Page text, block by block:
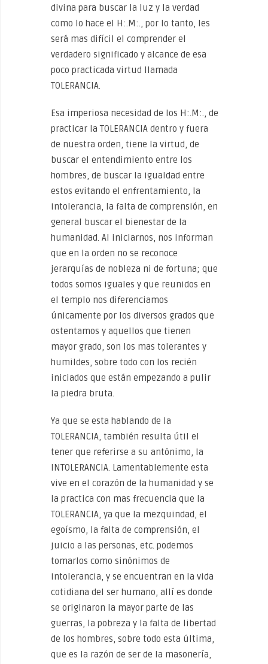
divina para buscar la luz y la verdad
como lo hace el H:.M:., por lo tanto, les
será mas difícil el comprender el
verdadero significado y alcance de esa
poco practicada virtud llamada
TOLERANCIA.
Esa imperiosa necesidad de los H:.M:., de
practicar la TOLERANCIA dentro y fuera
de nuestra orden, tiene la virtud, de
buscar el entendimiento entre los
hombres, de buscar la igualdad entre
estos evitando el enfrentamiento, la
intolerancia, la falta de comprensión, en
general buscar el bienestar de la
humanidad. Al iniciarnos, nos informan
que en la orden no se reconoce
jerarquías de nobleza ni de fortuna; que
todos somos iguales y que reunidos en
el templo nos diferenciamos
únicamente por los diversos grados que
ostentamos y aquellos que tienen
mayor grado, son los mas tolerantes y
humildes, sobre todo con los recién
iniciados que están empezando a pulir
la piedra bruta.
Ya que se esta hablando de la
TOLERANCIA, también resulta útil el
tener que referirse a su antónimo, la
INTOLERANCIA. Lamentablemente esta
vive en el corazón de la humanidad y se
la practica con mas frecuencia que la
TOLERANCIA, ya que la mezquindad, el
egoísmo, la falta de comprensión, el
juicio a las personas, etc. podemos
tomarlos como sinónimos de
intolerancia, y se encuentran en la vida
cotidiana del ser humano, allí es donde
se originaron la mayor parte de las
guerras, la pobreza y la falta de libertad
de los hombres, sobre todo esta última,
que es la razón de ser de la masonería,